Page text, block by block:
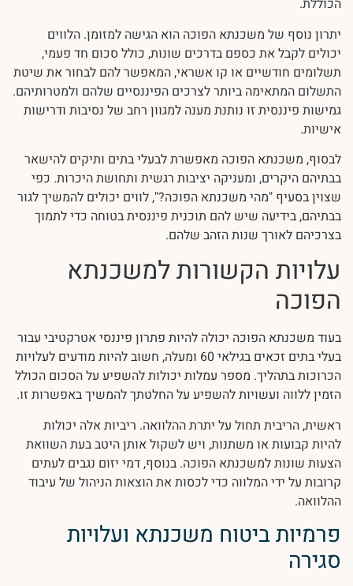
הכוללת.
יתרון נוסף של משכנתא הפוכה הוא הגישה למזומן. הלווים
יכולים לקבל את כספם בדרכים שונות, כולל סכום חד פעמי,
תשלומים חודשיים או קו אשראי, המאפשר להם לבחור את שיטת
התשלום המתאימה ביותר לצרכים הפיננסיים שלהם ולמטרותיהם.
גמישות פיננסית זו נותנת מענה למגוון רחב של נסיבות ודרישות
אישיות.
לבסוף, משכנתא הפוכה מאפשרת לבעלי בתים ותיקים להישאר
בבתיהם היקרים, ומעניקה יציבות רגשית ותחושת היכרות. כפי
שצוין בסעיף "מהי משכנתא הפוכה?", לווים יכולים להמשיך לגור
בבתיהם, בידיעה שיש להם תוכנית פיננסית בטוחה כדי לתמוך
בצרכיהם לאורך שנות הזהב שלהם.
עלויות הקשורות למשכנתא
הפוכה
בעוד משכנתא הפוכה יכולה להיות פתרון פיננסי אטרקטיבי עבור
בעלי בתים זכאים בגילאי 60 ומעלה, חשוב להיות מודעים לעלויות
הכרוכות בתהליך. מספר עמלות יכולות להשפיע על הסכום הכולל
הזמין ללווה ועשויות להשפיע על החלטתך להמשיך באפשרות זו.
ראשית, הריבית תחול על יתרת ההלוואה. ריביות אלה יכולות
להיות קבועות או משתנות, ויש לשקול אותן היטב בעת השוואת
הצעות שונות למשכנתא הפוכה. בנוסף, דמי יזום נגבים לעתים
קרובות על ידי המלווה כדי לכסות את הוצאות הניהול של עיבוד
ההלוואה.
פרמיות ביטוח משכנתא ועלויות
סגירה